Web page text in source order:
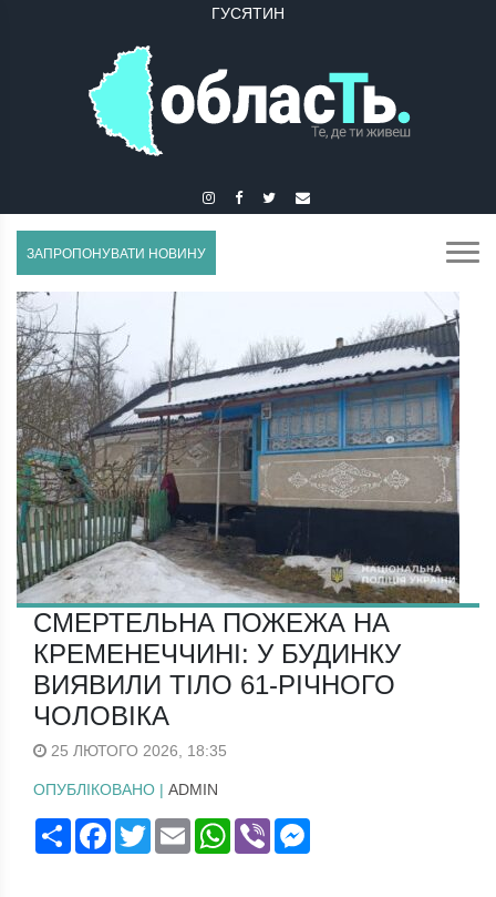
ГУСЯТИН
ЗАПРОПОНУВАТИ НОВИНУ
СМЕРТЕЛЬНА ПОЖЕЖА НА
КРЕМЕНЕЧЧИНІ: У БУДИНКУ
ВИЯВИЛИ ТІЛО 61-РІЧНОГО
ЧОЛОВІКА
25 ЛЮТОГО 2026, 18:35
ОПУБЛІКОВАНО | ADMIN
ПоширитиFacebook
TwitterEmail WhatsApp
Viber